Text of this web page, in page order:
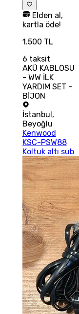
Elden al,
kartla öde!
1.500 TL
6 taksit
AKÜ KABLOSU
- WW İLK
YARDIM SET -
BİJON
İstanbul ,
Beyoğlu
Kenwood
KSC-PSW88
Koltuk altı sub